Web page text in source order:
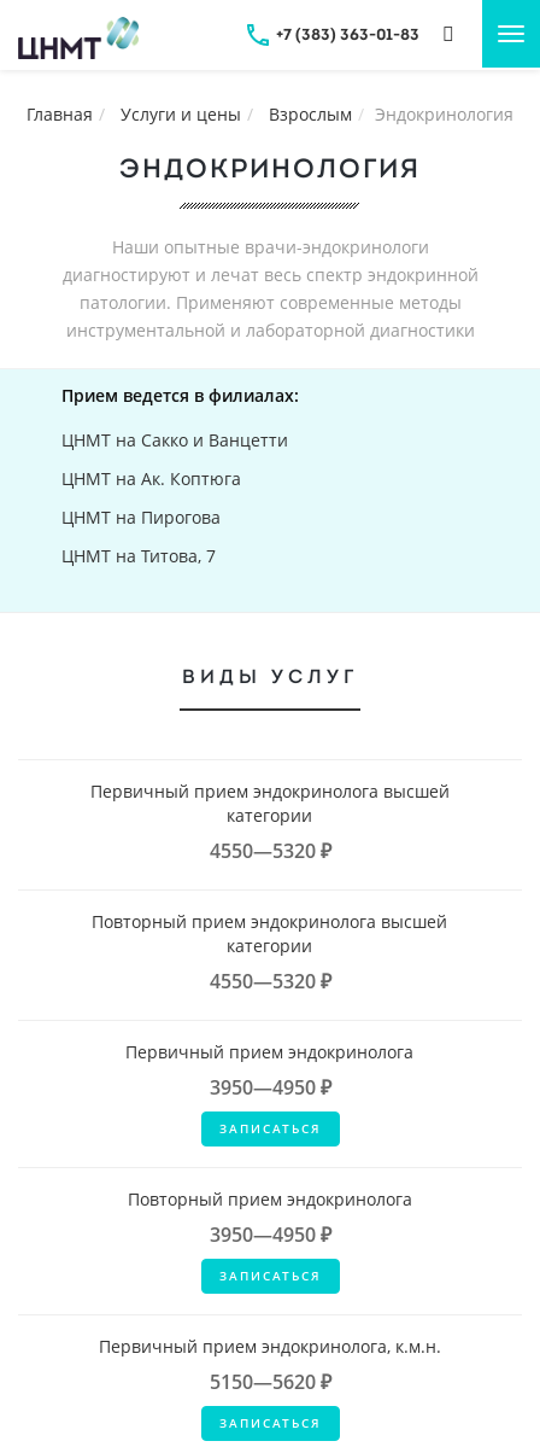
+7 (383) 363-01-83
Главная Услуги и цены Взрослым Эндокринология
ЭНДОКРИНОЛОГИЯ
Наши опытные врачи-эндокринологи
диагностируют и лечат весь спектр эндокринной
патологии. Применяют современные методы
инструментальной и лабораторной диагностики
Прием ведется в филиалах:
ЦНМТ на Сакко и Ванцетти
ЦНМТ на Ак. Коптюга
ЦНМТ на Пирогова
ЦНМТ на Титова, 7
ВИДЫ УСЛУГ
Первичный прием эндокринолога высшей
категории
4550—5320 ₽
Повторный прием эндокринолога высшей
категории
4550—5320 ₽
Первичный прием эндокринолога
3950—4950 ₽
ЗАПИСАТЬСЯ
Повторный прием эндокринолога
3950—4950 ₽
ЗАПИСАТЬСЯ
Первичный прием эндокринолога, к.м.н.
5150—5620 ₽
ЗАПИСАТЬСЯ